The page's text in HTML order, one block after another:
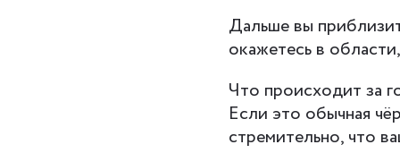
Дальше вы
окажетесь в
Что происходит за
Если это обычная
стремительно, что